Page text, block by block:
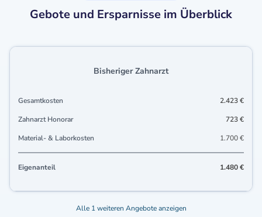
Gebote und Ersparnisse im Überblick
Bisheriger Zahnarzt
Gesamtkosten
2.423 €
Zahnarzt Honorar
723 €
Material- & Laborkosten
1.700 €
Eigenanteil 1.480 €
Alle 1 weiteren Angebote anzeigen